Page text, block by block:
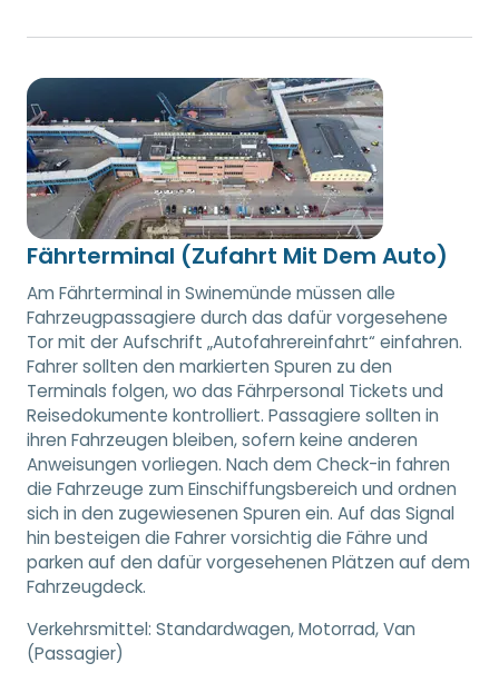
Fährterminal (Zufahrt Mit Dem Auto)
Am Fährterminal in Swinemünde müssen alle
Fahrzeugpassagiere durch das dafür vorgesehene
Tor mit der Aufschrift „Autofahrereinfahrt“ einfahren.
Fahrer sollten den markierten Spuren zu den
Terminals folgen, wo das Fährpersonal Tickets und
Reisedokumente kontrolliert. Passagiere sollten in
ihren Fahrzeugen bleiben, sofern keine anderen
Anweisungen vorliegen. Nach dem Check-in fahren
die Fahrzeuge zum Einschiffungsbereich und ordnen
sich in den zugewiesenen Spuren ein. Auf das Signal
hin besteigen die Fahrer vorsichtig die Fähre und
parken auf den dafür vorgesehenen Plätzen auf dem
Fahrzeugdeck.
Verkehrsmittel: Standardwagen, Motorrad, Van
(Passagier)